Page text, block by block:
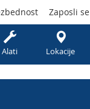
Alati Lokacije
Zaposli se